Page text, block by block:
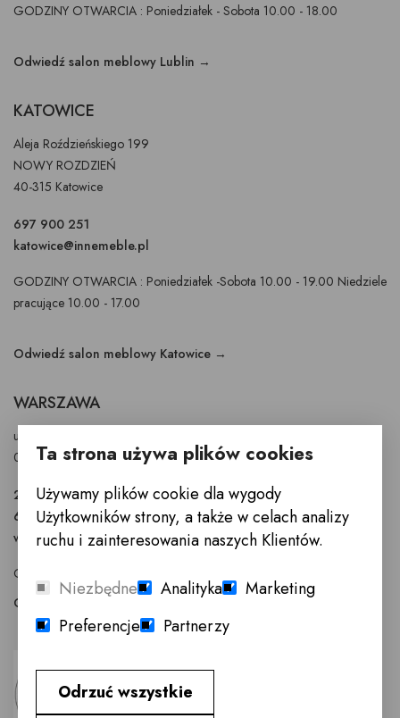
GODZINY OTWARCIA : Poniedziałek - Sobota 10.00 - 18.00
Odwiedź salon meblowy Lublin →
KATOWICE
Aleja Roździeńskiego 199
NOWY ROZDZIEŃ
40-315 Katowice
697 900 251
katowice@innemeble.pl
GODZINY OTWARCIA : Poniedziałek -Sobota 10.00 - 19.00 Niedziele
pracujące 10.00 - 17.00
Odwiedź salon meblowy Katowice →
WARSZAWA
ul. Puławska 326 - budynek Enel-Med
02-819 Warszawa
22 855 40 97
601 777 299
warszawa@innemeble.pl
GODZINY OTWARCIA : Poniedziałek -Sobota 10.00 - 18.00
Odwiedź salon meblowy Warszawa →
Ta strona używa plików cookies
Używamy plików cookie dla wygody
Użytkowników strony, a także w celach analizy
ruchu i zainteresowania naszych Klientów.
Niezbędne Analityka
Marketing
Preferencje
Partnerzy
Odrzuć wszystkie